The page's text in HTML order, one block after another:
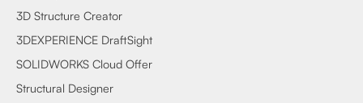
3D Structure Creator
3DEXPERIENCE DraftSight
SOLIDWORKS Cloud Offer
Structural Designer